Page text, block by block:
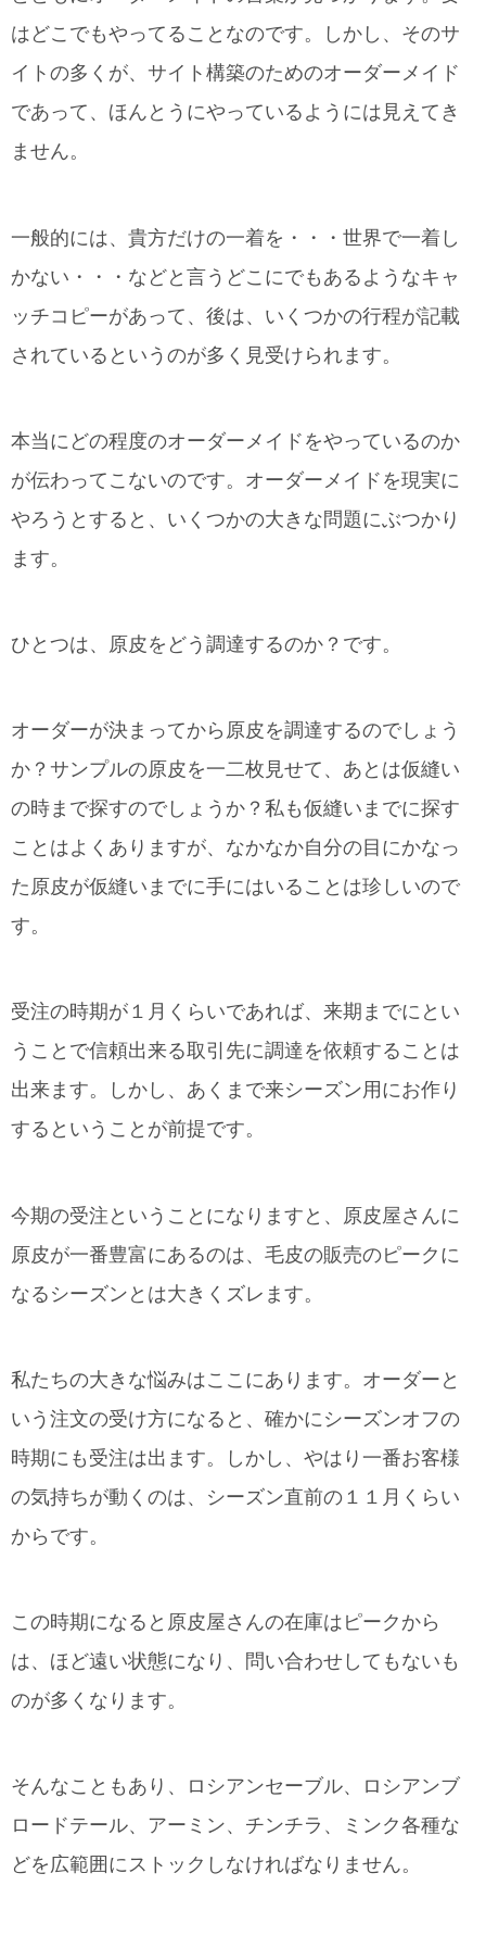
はどこでもやってることなのです。しかし、そのサ
イトの多くが、サイト構築のためのオーダーメイド
であって、ほんとうにやっているようには見えてき
ません。
一般的には、貴方だけの一着を・・・世界で一着し
かない・・・などと言うどこにでもあるようなキャ
ッチコピーがあって、後は、いくつかの行程が記載
されているというのが多く見受けられます。
本当にどの程度のオーダーメイドをやっているのか
が伝わってこないのです。オーダーメイドを現実に
やろうとすると、いくつかの大きな問題にぶつかり
ます。
ひとつは、原皮をどう調達するのか？です。
オーダーが決まってから原皮を調達するのでしょう
か？サンプルの原皮を一二枚見せて、あとは仮縫い
の時まで探すのでしょうか？私も仮縫いまでに探す
ことはよくありますが、なかなか自分の目にかなっ
た原皮が仮縫いまでに手にはいることは珍しいので
す。
受注の時期が１月くらいであれば、来期までにとい
うことで信頼出来る取引先に調達を依頼することは
出来ます。しかし、あくまで来シーズン用にお作り
するということが前提です。
今期の受注ということになりますと、原皮屋さんに
原皮が一番豊富にあるのは、毛皮の販売のピークに
なるシーズンとは大きくズレます。
私たちの大きな悩みはここにあります。オーダーと
いう注文の受け方になると、確かにシーズンオフの
時期にも受注は出ます。しかし、やはり一番お客様
の気持ちが動くのは、シーズン直前の１１月くらい
からです。
この時期になると原皮屋さんの在庫はピークから
は、ほど遠い状態になり、問い合わせしてもないも
のが多くなります。
そんなこともあり、ロシアンセーブル、ロシアンブ
ロードテール、アーミン、チンチラ、ミンク各種な
どを広範囲にストックしなければなりません。